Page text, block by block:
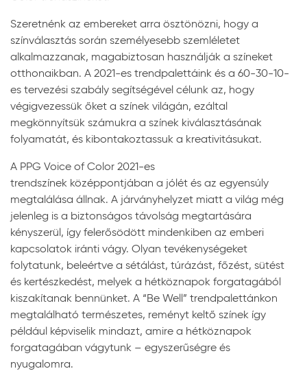
Szeretnénk az embereket arra ösztönözni, hogy a
színválasztás során személyesebb szemléletet
alkalmazzanak, magabiztosan használják a színeket
otthonaikban. A 2021-es trendpalettáink és a 60-30-10-
es tervezési szabály segítségével célunk az, hogy
végigvezessük őket a színek világán, ezáltal
megkönnyítsük számukra a színek kiválasztásának
folyamatát, és kibontakoztassuk a kreativitásukat.
A PPG Voice of Color 2021-es
trendszínek középpontjában a jólét és az egyensúly
megtalálása állnak. A járványhelyzet miatt a világ még
jelenleg is a biztonságos távolság megtartására
kényszerül, így felerősödött mindenkiben az emberi
kapcsolatok iránti vágy. Olyan tevékenységeket
folytatunk, beleértve a sétálást, túrázást, főzést, sütést
és kertészkedést, melyek a hétköznapok forgatagából
kiszakítanak bennünket. A “Be Well” trendpalettánkon
megtalálható természetes, reményt keltő színek így
például képviselik mindazt, amire a hétköznapok
forgatagában vágytunk – egyszerűségre és
nyugalomra.